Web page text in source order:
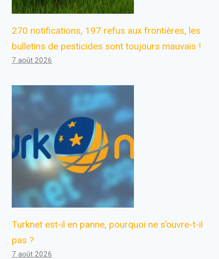
270 notifications, 197 refus aux frontières, les
bulletins de pesticides sont toujours mauvais !
7 août 2026
Turknet est-il en panne, pourquoi ne s’ouvre-t-il
pas ?
7 août 2026